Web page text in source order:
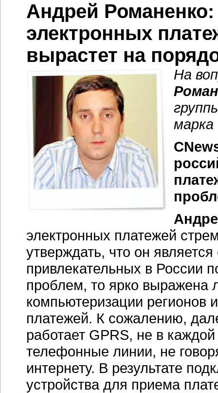
Андрей
электронных
вырастет на
На
марка
электронных платежей
утверждать, что он
привлекательных в России
проблем, то ярко выражена
компьютеризации регионов
платежей. К сожалению,
работает GPRS, не в
телефонные линии, не
интернету. В результате
устройства для приема